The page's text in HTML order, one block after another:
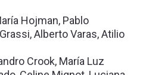
Hojman, Pablo
Alberto Varas, Atilio
Crook, María Luz